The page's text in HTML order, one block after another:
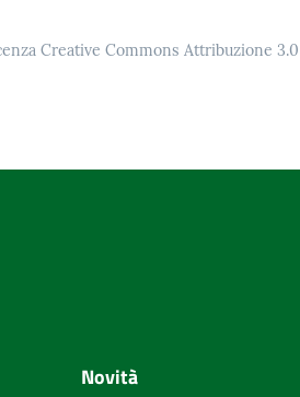
Creative Commons Attribuzione
Novità